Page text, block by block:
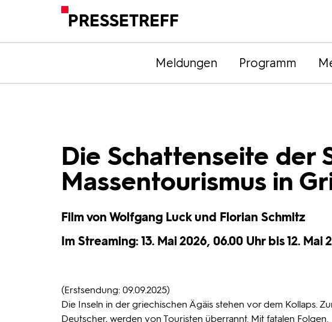
PRESSETREFF
Meldungen Programm
Die Schattenseite der
Massentourismus in
Film von Wolfgang Luck und Florian Schmitz
Im Streaming: 13. Mai 2026, 06.00 Uhr bis 12. Mai
(Erstsendung: 09.09.2025)
Die Inseln in der griechischen Ägäis stehen vor dem Kollaps.
Deutscher, werden von Touristen überrannt. Mit fatalen Folgen.